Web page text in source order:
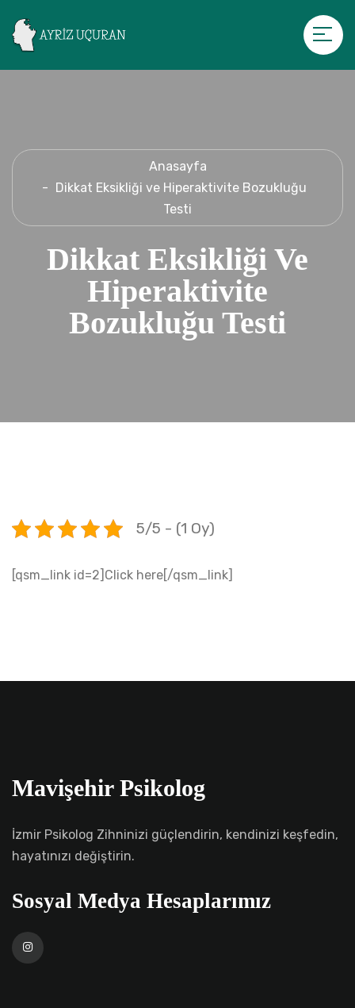
Anasayfa
Dikkat Eksikliği ve Hiperaktivite Bozukluğu
Testi
Dikkat Eksikliği Ve
Hiperaktivite
Bozukluğu Testi
5/5 - (1 Oy)
[qsm_link id=2]Click here[/qsm_link]
Mavişehir Psikolog
İzmir Psikolog Zihninizi güçlendirin, kendinizi keşfedin,
hayatınızı değiştirin.
Sosyal Medya Hesaplarımız